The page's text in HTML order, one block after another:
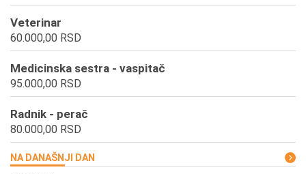
Veterinar
60.000,00 RSD
Medicinska sestra - vaspitač
95.000,00 RSD
Radnik - perač
80.000,00 RSD
NA DANAŠNJI DAN